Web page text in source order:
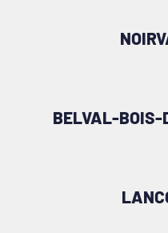
BELVAL-